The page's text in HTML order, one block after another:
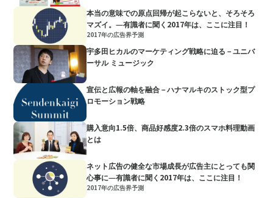
本当の意味での原点回帰が起こらないと、そろそろ
マズイ。―有識者に聞く2017年は、ここに注目！
2017年の広告界予測
宇多田ヒカルのマーケティング戦略に迫る－ユニバ
ーサル ミュージック
宣伝と広報の軸を融合－ハナマルキのストック型プ
ロモーション戦略
購入意向1.5倍、商品好感度2.3倍のスマホ料理動画
とは
ネット広告の健全な市場成長が広告主にとっても関
心事に―有識者に聞く2017年は、ここに注目！
2017年の広告界予測